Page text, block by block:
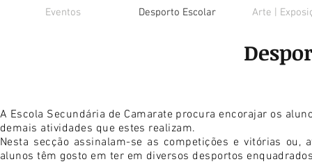
Eventos Desporto Escolar Arte |
A Escola Secundária de Camarate procura encorajar os
demais atividades que estes realizam.
Nesta secção assinalam-se as competições e vitórias
alunos têm gosto em ter em diversos desportos